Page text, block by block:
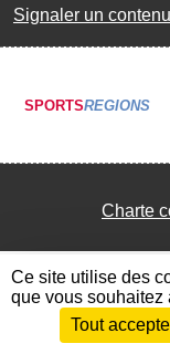
Signaler un
SPORTSREGIONS
Charte
Envie de participer
Ce site utilise des
que vous souhaitez
Tout